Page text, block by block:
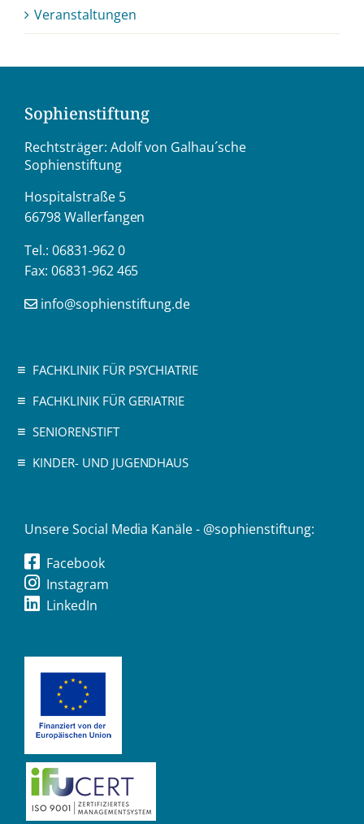
Veranstaltungen
Sophienstiftung
Rechtsträger: Adolf von Galhau´sche
Sophienstiftung
Hospitalstraße 5
66798 Wallerfangen
Tel.: 06831-962 0
Fax: 06831-962 465
info@sophienstiftung.de
FACHKLINIK FÜR PSYCHIATRIE
FACHKLINIK FÜR GERIATRIE
SENIORENSTIFT
KINDER- UND JUGENDHAUS
Unsere Social Media Kanäle - @sophienstiftung:
Facebook
Instagram
LinkedIn